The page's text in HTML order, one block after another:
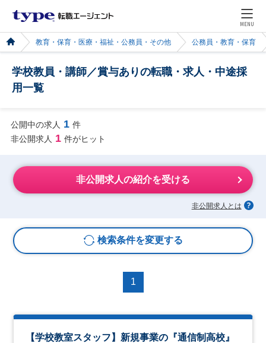
MENU
教育・保育・医療・福祉・公務員・その他 公務員・教育・保育
学校教員・講師／賞与ありの転職・求人・中途採
用一覧
公開中の求人 1 件
非公開求人 1 件がヒット
非公開求人の紹介を受ける
非公開求人とは
検索条件を変更する
1
【学校教室スタッフ】新規事業の『通信制高校』